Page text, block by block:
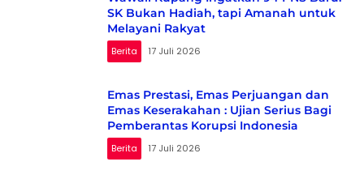
SK Bukan Hadiah, tapi Amanah untuk
Melayani Rakyat
Berita 17 Juli 2026
Emas Prestasi, Emas Perjuangan dan
Emas Keserakahan : Ujian Serius Bagi
Pemberantas Korupsi Indonesia
Berita 17 Juli 2026